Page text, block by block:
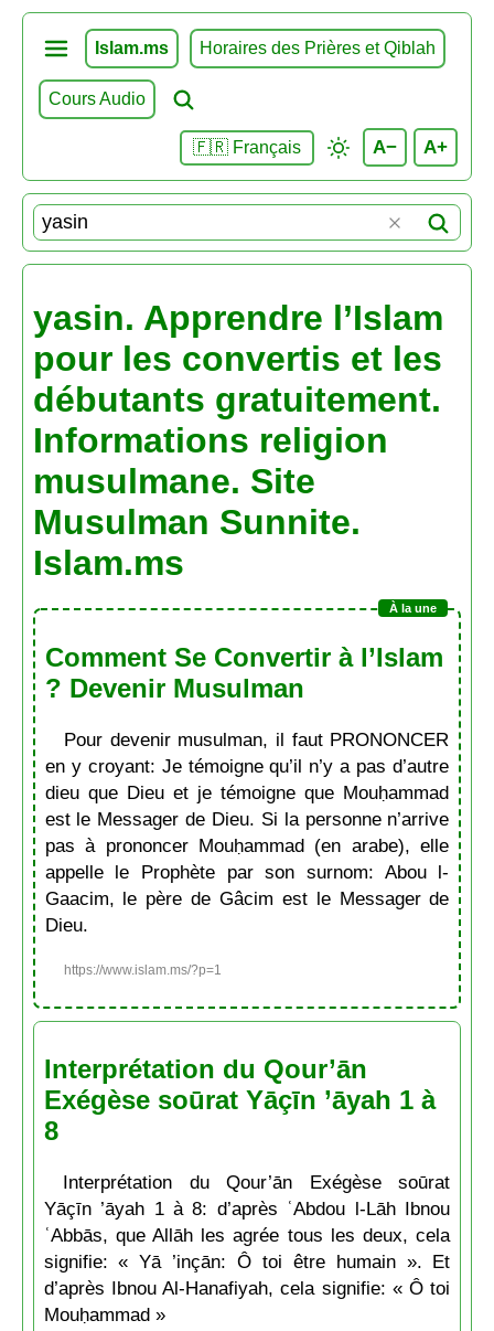
Islam.ms Horaires des Prières et Qiblah
Cours Audio
🇫🇷 Français A− A+
yasin. Apprendre l’Islam
pour les convertis et les
débutants gratuitement.
Informations religion
musulmane. Site
Musulman Sunnite.
Islam.ms
Comment Se Convertir à l’Islam
? Devenir Musulman
Pour devenir musulman, il faut PRONONCER
en y croyant: Je témoigne qu’il n’y a pas d’autre
dieu que Dieu et je témoigne que Mouḥammad
est le Messager de Dieu. Si la personne n’arrive
pas à prononcer Mouḥammad (en arabe), elle
appelle le Prophète par son surnom: Abou l-
Gaacim, le père de Gâcim est le Messager de
Dieu.
https://www.islam.ms/?p=1
Interprétation du Qour’ān
Exégèse soūrat Yāçīn ’āyah 1 à
8
Interprétation du Qour’ān Exégèse soūrat
Yāçīn ’āyah 1 à 8: d’après ʿAbdou l-Lāh Ibnou
ʿAbbās, que Allāh les agrée tous les deux, cela
signifie: « Yā ’inçān: Ô toi être humain ». Et
d’après Ibnou Al-Hanafiyah, cela signifie: « Ô toi
Mouḥammad »